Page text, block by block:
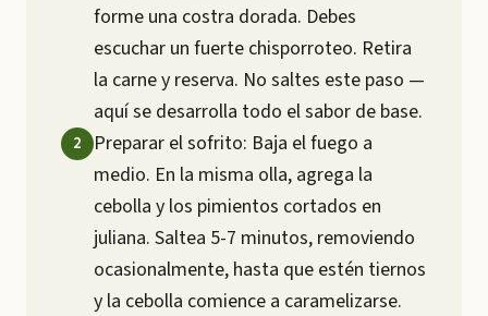
forme una costra dorada. Debes
escuchar un fuerte chisporroteo. Retira
la carne y reserva. No saltes este paso —
aquí se desarrolla todo el sabor de base.
Preparar el sofrito: Baja el fuego a
medio. En la misma olla, agrega la
cebolla y los pimientos cortados en
juliana. Saltea 5-7 minutos, removiendo
ocasionalmente, hasta que estén tiernos
y la cebolla comience a caramelizarse.